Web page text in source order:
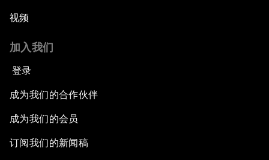
视频
加入我们
登录
成为我们的合作伙伴
成为我们的会员
订阅我们的新闻稿